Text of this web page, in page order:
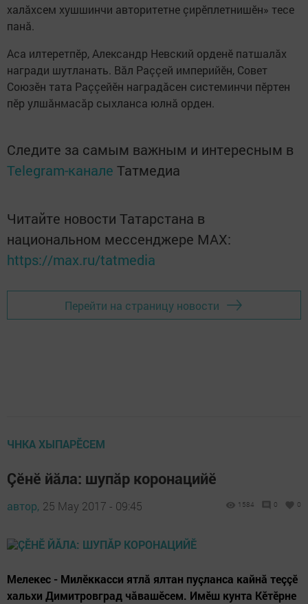
халăхсем хушшинчи авторитетне çирӗплетнишӗн» тесе
панă.
Аса илтеретпӗр, Александр Невский орденӗ патшалăх
награди шутланать. Вăл Раççей империйӗн, Совет
Союзӗн тата Раççейӗн наградăсен системинчи пӗртен
пӗр улшăнмасăр сыхланса юлнă орден.
Следите за самым важным и интересным в
Telegram-канале Татмедиа
Читайте новости Татарстана в
национальном мессенджере MАХ:
https://max.ru/tatmedia
Перейти на страницу новости
ЧНКА ХЫПАРӖСЕМ
Çӗнӗ йăла: шупăр коронацийӗ
автор, 25 May 2017 - 09:45 1584 0 0
Мелекес - Милӗккасси ятлă ялтан пуçланса кайнă теççӗ
хальхи Димитровград чăвашӗсем. Имӗш кунта Кӗтӗрне